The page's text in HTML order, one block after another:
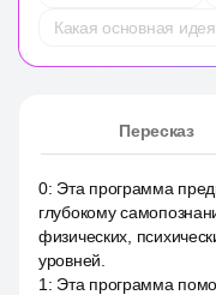
Какая основная
Пересказ
0: Эта программа
глубокому
физических,
уровней.
1 : Эта программа